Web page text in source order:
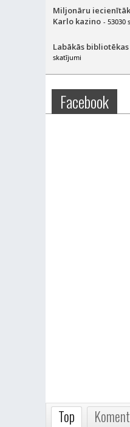
Miljonāru
Karlo kazino - 53030
Labākās
skatījumi
Facebook
Top